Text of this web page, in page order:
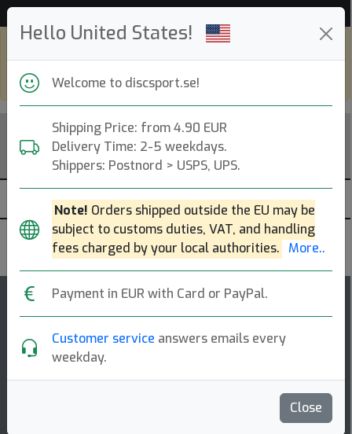
Hello United States!
Welcome to discsport.se!
Shipping Price: from 4.90 EUR
Delivery Time: 2-5 weekdays.
Shippers: Postnord > USPS, UPS.
Note! Orders shipped outside the EU may be
subject to customs duties, VAT, and handling
fees charged by your local authorities. More..
Payment in EUR with Card or PayPal.
Customer service answers emails every
weekday.
Close
go todiscsport.com
MVP Disc Sports
Anode
The anode is our new beadless putter. it has less fade
on putts, yet is stable enough for long straight drives.